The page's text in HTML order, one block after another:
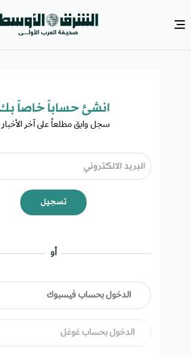
انشئ حساباً خاصاً
سجل وابق مطلعاً على آخر الأخبار ​
تسجيل
أو
الدخول بحساب فيسبوك
الدخول بحساب غوغل